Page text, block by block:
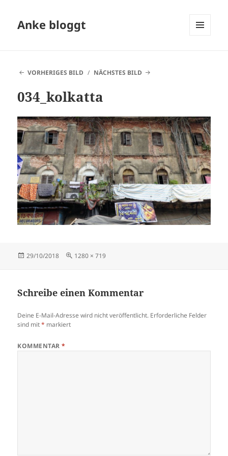
Anke bloggt
VORHERIGES BILD
NÄCHSTES BILD
034_kolkatta
Veröffentlicht
29/10/2018 Originalgröße
1280 × 719
Schreibe einen Kommentar
Deine E-Mail-Adresse wird nicht veröffentlicht. Erforderliche Felder
sind mit* markiert
KOMMENTAR*